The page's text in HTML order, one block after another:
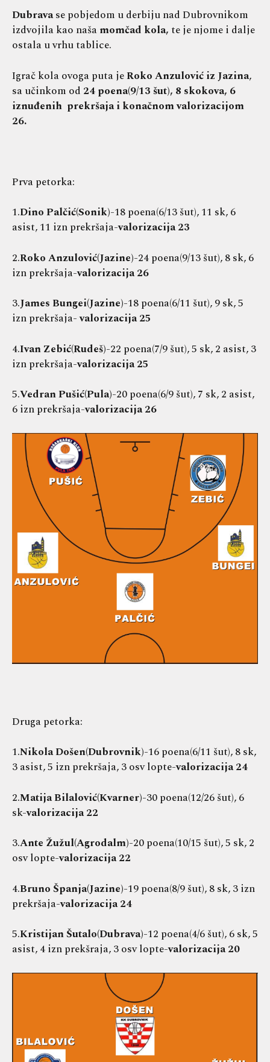
Dubravase pobjedom u derbiju nad Dubrovnikom
izdvojila kao našamomčad kola, te je njome i dalje
ostala u vrhu tablice.
Igrač kola ovoga puta jeRoko Anzulović iz Jazina,
sa učinkom od 24 poena(9/13 šut), 8 skokova, 6
iznuđenih prekršaja i konačnom valorizacijom
26.
Prva petorka:
1.Dino Palčić(Sonik)-18 poena(6/13 šut), 11 sk, 6
asist, 11 izn prekršaja-valorizacija 23
2.Roko Anzulović(Jazine)-24 poena(9/13 šut), 8 sk, 6
izn prekršaja-valorizacija 26
3.James Bungei(Jazine)-18 poena(6/11 šut), 9 sk, 5
izn prekršaja-valorizacija 25
4.Ivan Zebić(Rudeš)-22 poena(7/9 šut), 5 sk, 2 asist, 3
izn prekršaja-valorizacija 25
5.Vedran Pušić(Pula)-20 poena(6/9 šut), 7 sk, 2 asist,
6 izn prekršaja-valorizacija 26
Druga petorka:
1.Nikola Došen(Dubrovnik)-16 poena(6/11 šut), 8 sk,
3 asist, 5 izn prekršaja, 3 osv lopte-valorizacija 24
2.Matija Bilalović(Kvarner)-30 poena(12/26 šut), 6
sk-valorizacija 22
3.Ante Žužul(Agrodalm)-20 poena(10/15 šut), 5 sk, 2
osv lopte-valorizacija 22
4.Bruno Španja(Jazine)-19 poena(8/9 šut), 8 sk, 3 izn
prekršaja-valorizacija 24
5.Kristijan Šutalo(Dubrava)-12 poena(4/6 šut), 6 sk, 5
asist, 4 izn prekšraja, 3 osv lopte-valorizacija 20